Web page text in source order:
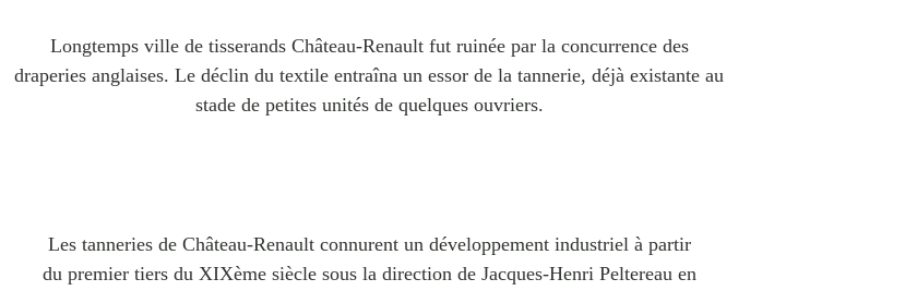
Longtemps ville de tisserands Château-Renault fut ruinée par la concurrence des
draperies anglaises. Le déclin du textile entraîna un essor de la tannerie, déjà existante au
stade de petites unités de quelques ouvriers.
Les tanneries de Château-Renault connurent un développement industriel à partir
du premier tiers du XIXème siècle sous la direction de Jacques-Henri Peltereau en